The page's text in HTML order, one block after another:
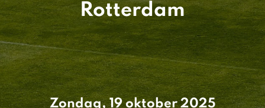
Rotterdam
Zondag, 19 oktober 2025